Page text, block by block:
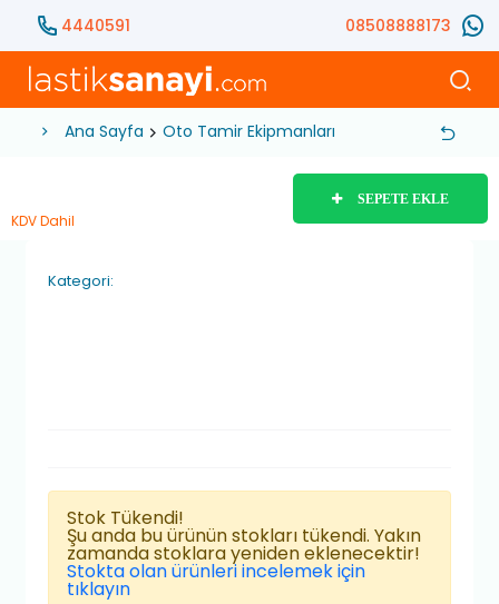
4440591 08508888173
Ana Sayfa Oto Tamir Ekipmanları Atölye ve
KDV Dahil
SEPETE EKLE
Kategori:
Stok Tükendi!
Şu anda bu ürünün stokları tükendi. Yakın
zamanda stoklara yeniden eklenecektir!
Stokta olan ürünleri incelemek için
tıklayın